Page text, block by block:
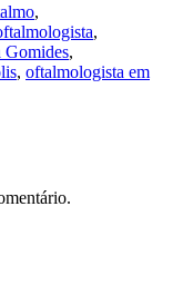
,
,
Gomides,
, oftalmologista em